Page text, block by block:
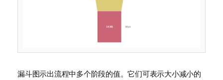
漏斗图示出流程中多个阶段的值。它们可表示大小减小的